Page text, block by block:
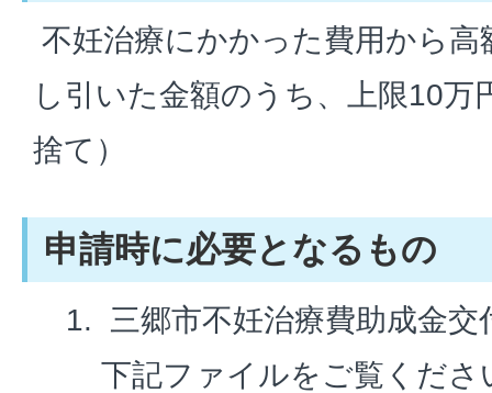
不妊治療にかかった費用から高
し引いた金額のうち、上限10万
捨て）
申請時に必要となるもの
三郷市不妊治療費助成金
下記ファイルをご覧くださ